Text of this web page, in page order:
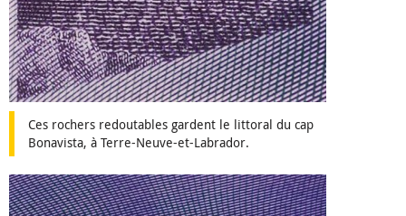
Ces rochers redoutables gardent le littoral du cap
Bonavista, à Terre-Neuve-et-Labrador.